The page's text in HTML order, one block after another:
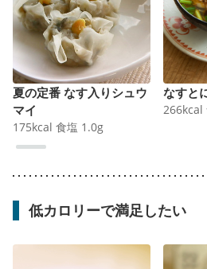
夏の定番 なす入りシュウ
マイ
175kcal 食塩 1.0g
なすと
266kcal
低カロリーで満足したい